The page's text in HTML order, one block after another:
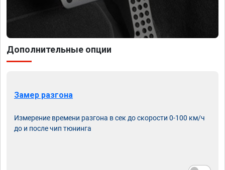
Дополнительные опции
Замер разгона
Измерение времени разгона в сек до скорости 0-100 км/ч
до и после чип тюнинга